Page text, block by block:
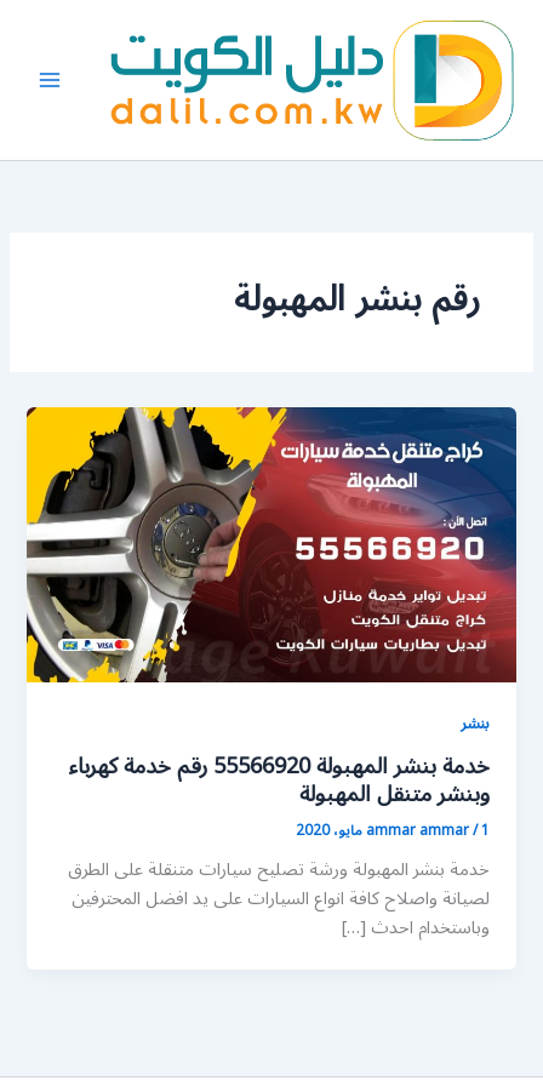
المحتوى
رقم بنشر المهبولة
بنشر
خدمة بنشر المهبولة 55566920 رقم خدمة كهرباء
وبنشر متنقل المهبولة
ammar ammar/1 مايو، 2020
خدمة بنشر المهبولة ورشة تصليح سيارات متنقلة على الطرق
لصيانة واصلاح كافة انواع السيارات على يد افضل المحترفين
وباستخدام احدث […]